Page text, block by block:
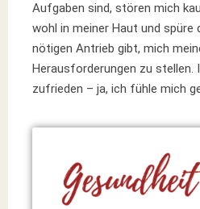
Aufgaben sind, stören mich
wohl in meiner Haut und spüre
nötigen Antrieb gibt, mich
Herausforderungen zu stellen.
zufrieden – ja, ich fühle mich